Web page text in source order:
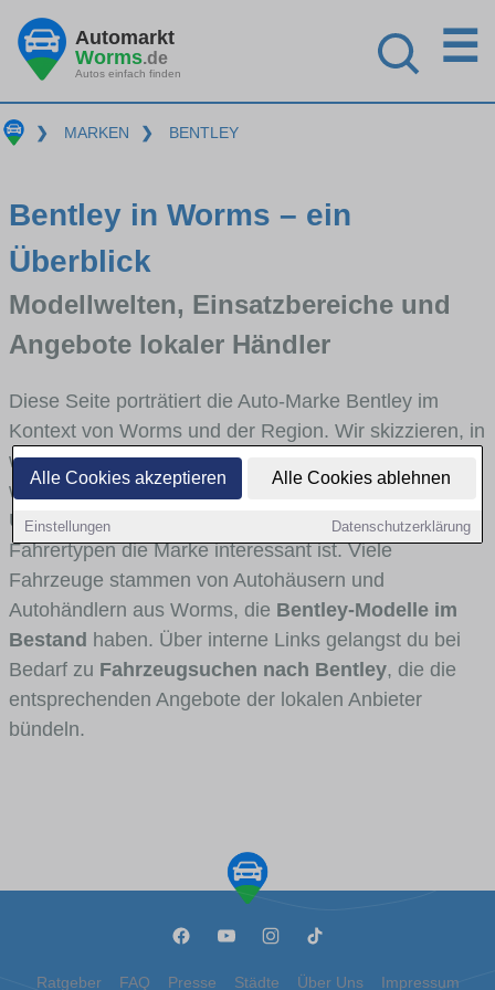
Alle Cookies akzeptieren Alle Cookies ablehnen
Einstellungen Datenschutzerklärung
Automarkt
Worms.de
Autos einfach finden
☰
❯ MARKEN ❯ BENTLEY
Bentley in Worms – ein
Überblick
Modellwelten, Einsatzbereiche und
Angebote lokaler Händler
Diese Seite porträtiert die Auto-Marke Bentley im
Kontext von Worms und der Region. Wir skizzieren, in
welchen Fahrzeugklassen Bentley stark vertreten ist,
welche Modellreihen häufig im Stadt- und
Umlandverkehr zu sehen sind und für welche
Fahrertypen die Marke interessant ist. Viele
Fahrzeuge stammen von Autohäusern und
Autohändlern aus Worms, die Bentley-Modelle im
Bestand haben. Über interne Links gelangst du bei
Bedarf zu Fahrzeugsuchen nach Bentley, die die
entsprechenden Angebote der lokalen Anbieter
bündeln.
Ratgeber FAQ Presse Städte Über Uns Impressum